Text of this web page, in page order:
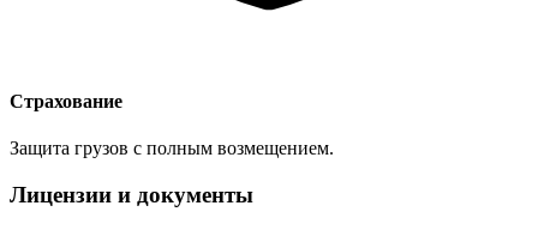
Страхование
Защита грузов с полным возмещением.
Лицензии и документы